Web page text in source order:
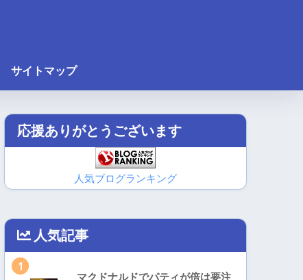
サイトマップ
応援ありがとうございます
人気ブログランキング
人気記事
1
マクドナルドでパティが倍は要注